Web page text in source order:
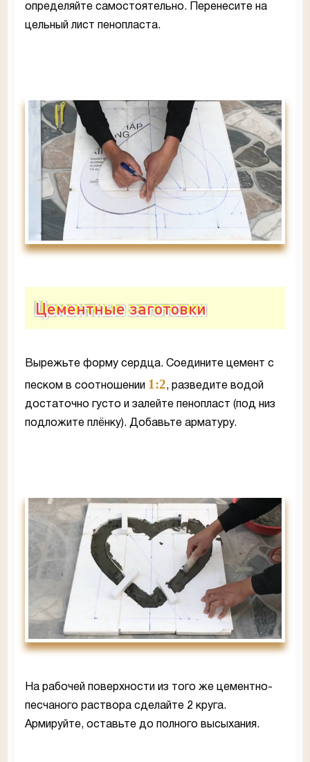
определяйте самостоятельно. Перенесите на
цельный лист пенопласта.
Цементные заготовки
Вырежьте форму сердца. Соедините цемент с
песком в соотношении 1:2, разведите водой
достаточно густо и залейте пенопласт (под низ
подложите плёнку). Добавьте арматуру.
На рабочей поверхности из того же цементно-
песчаного раствора сделайте 2 круга.
Армируйте, оставьте до полного высыхания.